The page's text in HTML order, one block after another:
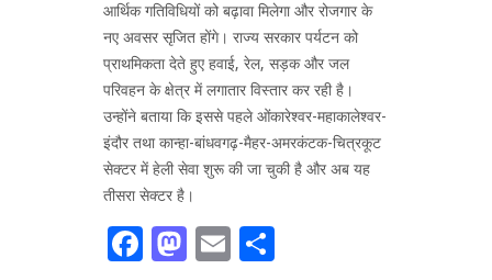
आर्थिक गतिविधियों को बढ़ावा मिलेगा और रोजगार के
नए अवसर सृजित होंगे। राज्य सरकार पर्यटन को
प्राथमिकता देते हुए हवाई, रेल, सड़क और जल
परिवहन के क्षेत्र में लगातार विस्तार कर रही है।
उन्होंने बताया कि इससे पहले ओंकारेश्वर-महाकालेश्वर-
इंदौर तथा कान्हा-बांधवगढ़-मैहर-अमरकंटक-चित्रकूट
सेक्टर में हेली सेवा शुरू की जा चुकी है और अब यह
तीसरा सेक्टर है।
Facebook
Mastodon
Email